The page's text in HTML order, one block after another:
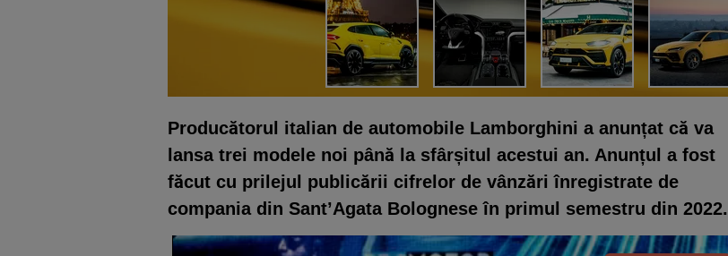
Producătorul italian de automobile Lamborghini a anunțat că va
lansa trei modele noi până la sfârșitul acestui an. Anunțul a fost
făcut cu prilejul publicării cifrelor de vânzări înregistrate de
compania din Sant’Agata Bolognese în primul semestru din 2022.